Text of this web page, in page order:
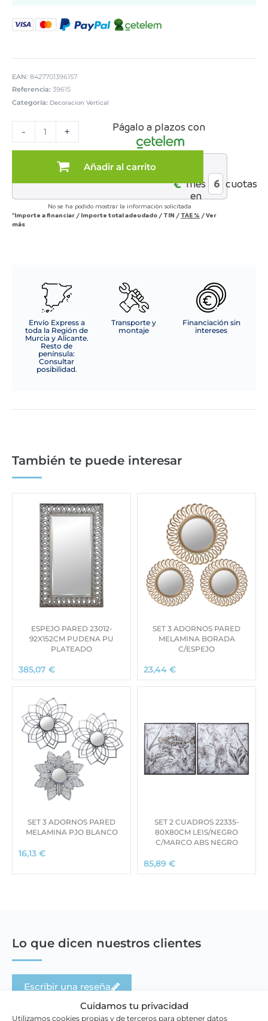
Cuidamos tu privacidad
Utilizamos cookies propias y de terceros para obtener datos
EAN: 8427701396157
Referencia: 39615
Categoría: Decoracion Vertical
-
MADERA
CM.
ABSTRACTO
+
Añadir al carrito
Págalo a plazos con
€*mes
en
cuotas
No se ha podido mostrar la información solicitada
*Importe a financiar / Importe total adeudado / TIN / TAE % /Ver
más
Envío Express a
toda la Región de
Murcia y Alicante.
Resto de
península:
Consultar
posibilidad.
Transporte y
montaje
Financiación sin
intereses
También te puede interesar
ESPEJO PARED 23012-
92X152CM PUDENA PU
PLATEADO
385,07 €
SET 3 ADORNOS PARED
MELAMINA BORADA
C/ESPEJO
23,44 €
SET 3 ADORNOS PARED
MELAMINA PJO BLANCO
16,13 €
SET 2 CUADROS 22335-
80X80CM LEIS/NEGRO
C/MARCO ABS NEGRO
85,89 €
Lo que dicen nuestros clientes
Escribir una reseña